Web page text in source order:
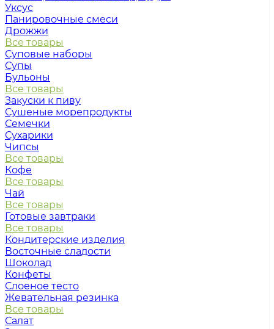
Уксус
Панировочные смеси
Дрожжи
Все товары
Суповые наборы
Супы
Бульоны
Все товары
Закуски к пиву
Сушеные морепродукты
Семечки
Сухарики
Чипсы
Все товары
Кофе
Все товары
Чай
Все товары
Готовые завтраки
Все товары
Кондитерские изделия
Восточные сладости
Шоколад
Конфеты
Слоеное тесто
Жевательная резинка
Все товары
Салат